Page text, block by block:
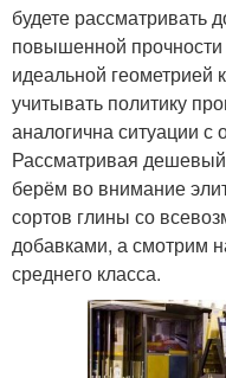
будете рассматривать
повышенной
идеальной геометрией
учитывать политику
аналогична ситуации
Рассматривая
берём во внимание
сортов глины со
добавками, а смотрим
среднего класса.